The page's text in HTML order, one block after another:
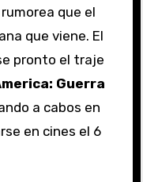
que el
que viene. El
pronto el traje
Guerra
a cabos en
en cines el 6